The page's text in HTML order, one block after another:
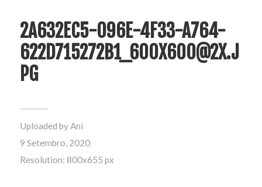
2A632EC5-096E-4F33-A764-
622D715272B1_600X600@2X.J
PG
Uploaded byAni
9 Setembro, 2020
Resolution: 800x655 px